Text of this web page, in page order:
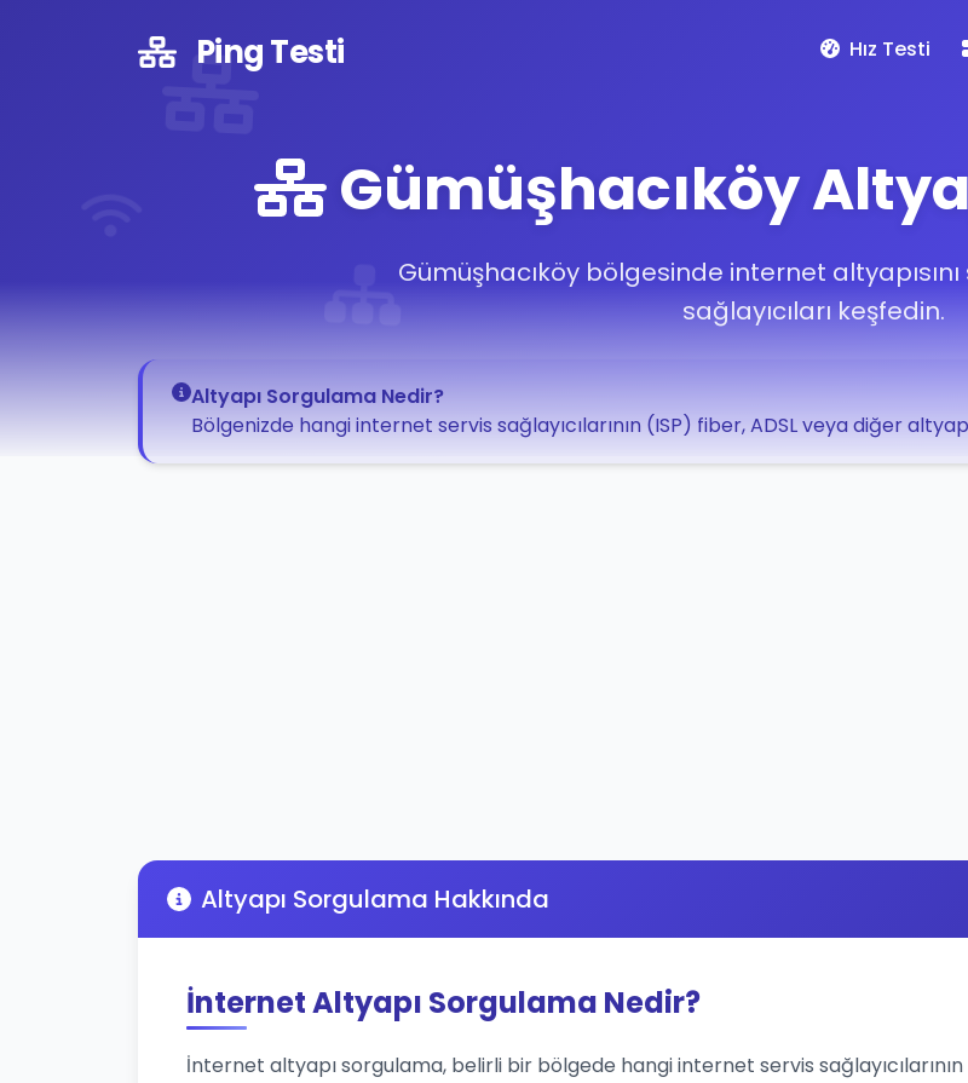
Ping Testi Hız Testi
Gümüşhacıköy
Gümüşhacıköy bölgesinde internet
sağlayıcıları keşfedin.
Altyapı Sorgulama Nedir?
Bölgenizde hangi internet servis sağlayıcılarının (ISP) fiber, ADSL veya diğer
Altyapı Sorgulama Hakkında
İnternet Altyapı Sorgulama Nedir?
İnternet altyapı sorgulama, belirli bir bölgede hangi internet servis